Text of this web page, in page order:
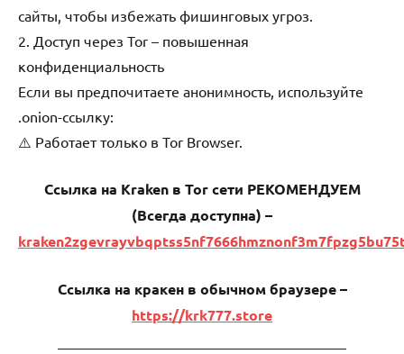
сайты, чтобы избежать фишинговых угроз.
2. Доступ через Tor – повышенная
конфиденциальность
Если вы предпочитаете анонимность, используйте
.onion-ссылку:
⚠️ Работает только в Tor Browser.
Ссылка на Kraken в Tor сети РЕКОМЕНДУЕМ
(Всегда доступна) –
Ссылка на кракен в обычном браузере –
https://krk777.store